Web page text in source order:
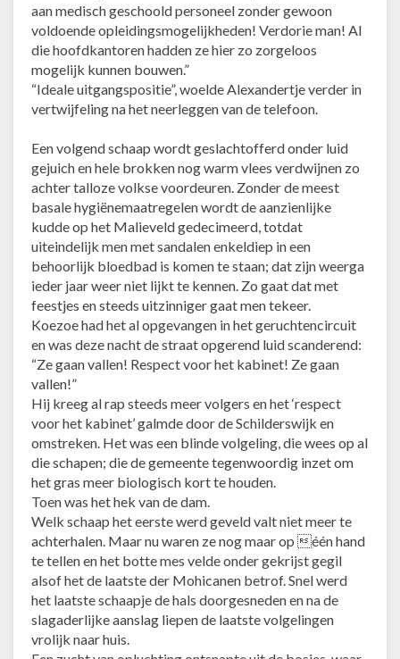
aan medisch geschoold personeel zonder gewoon
voldoende opleidingsmogelijkheden! Verdorie man! Al
die hoofdkantoren hadden ze hier zo zorgeloos
mogelijk kunnen bouwen.”
“Ideale uitgangspositie”, woelde Alexandertje verder in
vertwijfeling na het neerleggen van de telefoon.
Een volgend schaap wordt geslachtofferd onder luid
gejuich en hele brokken nog warm vlees verdwijnen zo
achter talloze volkse voordeuren. Zonder de meest
basale hygiënemaatregelen wordt de aanzienlijke
kudde op het Malieveld gedecimeerd, totdat
uiteindelijk men met sandalen enkeldiep in een
behoorlijk bloedbad is komen te staan; dat zijn weerga
ieder jaar weer niet lijkt te kennen. Zo gaat dat met
feestjes en steeds uitzinniger gaat men tekeer.
Koezoe had het al opgevangen in het geruchtencircuit
en was deze nacht de straat opgerend luid scanderend:
“Ze gaan vallen! Respect voor het kabinet! Ze gaan
vallen!”
Hij kreeg al rap steeds meer volgers en het ‘respect
voor het kabinet’ galmde door de Schilderswijk en
omstreken. Het was een blinde volgeling, die wees op al
die schapen; die de gemeente tegenwoordig inzet om
het gras meer biologisch kort te houden.
Toen was het hek van de dam.
Welk schaap het eerste werd geveld valt niet meer te
achterhalen. Maar nu waren ze nog maar op één hand
te tellen en het botte mes velde onder gekrijst gegil
alsof het de laatste der Mohicanen betrof. Snel werd
het laatste schaapje de hals doorgesneden en na de
slagaderlijke aanslag liepen de laatste volgelingen
vrolijk naar huis.